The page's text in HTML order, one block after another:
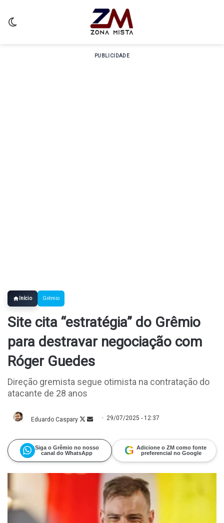
PUBLICIDADE
Início Grêmio
Site cita “estratégia” do Grêmio
para destravar negociação com
Róger Guedes
Direção gremista segue otimista na contratação do
atacante de 28 anos
Eduardo Caspary FollowMande
29/07/2025 - 12:37
Siga o Grêmio no nosso
canal do WhatsApp
G Adicione o ZM como fonte
preferencial no Google